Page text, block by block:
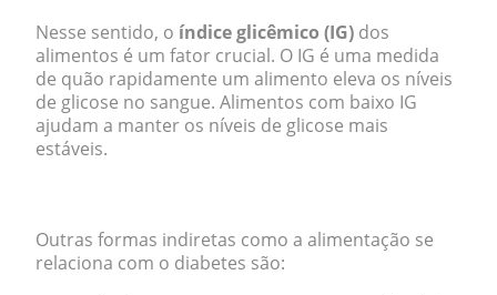
Nesse sentido, o índice glicêmico (IG) dos
alimentos é um fator crucial. O IG é uma medida
de quão rapidamente um alimento eleva os níveis
de glicose no sangue. Alimentos com baixo IG
ajudam a manter os níveis de glicose mais
estáveis.
Outras formas indiretas como a alimentação se
relaciona com o diabetes são: